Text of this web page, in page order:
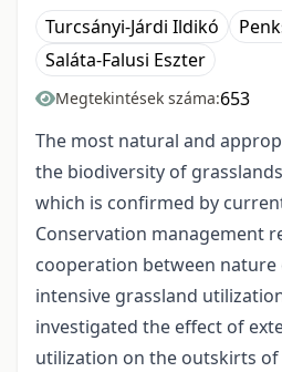
Turcsányi-Járdi Ildikó
Saláta-Falusi Eszter
Megtekintések száma:653
The most natural and
the biodiversity of
which is confirmed by
Conservation management
cooperation between nature
intensive grassland
investigated the effect of
utilization on the outskirts of